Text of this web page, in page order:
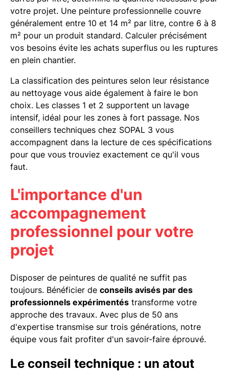
votre projet. Une peinture professionnelle couvre
généralement entre 10 et 14 m² par litre, contre 6 à 8
m² pour un produit standard. Calculer précisément
vos besoins évite les achats superflus ou les ruptures
en plein chantier.
La classification des peintures selon leur résistance
au nettoyage vous aide également à faire le bon
choix. Les classes 1 et 2 supportent un lavage
intensif, idéal pour les zones à fort passage. Nos
conseillers techniques chez SOPAL 3 vous
accompagnent dans la lecture de ces spécifications
pour que vous trouviez exactement ce qu'il vous
faut.
L'importance d'un
accompagnement
professionnel pour votre
projet
Disposer de peintures de qualité ne suffit pas
toujours. Bénéficier de conseils avisés par des
professionnels expérimentés transforme votre
approche des travaux. Avec plus de 50 ans
d'expertise transmise sur trois générations, notre
équipe vous fait profiter d'un savoir-faire éprouvé.
Le conseil technique : un atout